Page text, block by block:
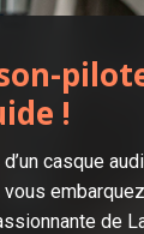
!
casque
de